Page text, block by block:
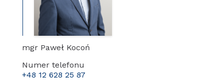
mgr Paweł Kocoń
Numer telefonu
+48 12 628 25 87